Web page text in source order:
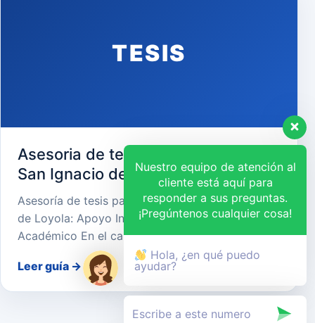
TESIS
Asesoria de tesis para Universidad
San Ignacio de Loyola
Asesoría de tesis para Universidad San Ignacio
de Loyola: Apoyo Integral para el Éxito
Académico En el camino…
Leer guía →
Nuestro equipo de atención al
cliente está aquí para
responder a sus preguntas.
¡Pregúntenos cualquier cosa!
Hola, ¿en qué puedo
ayudar?